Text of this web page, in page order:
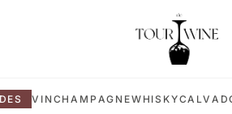
VIN CHAMPAGNEWHISKY